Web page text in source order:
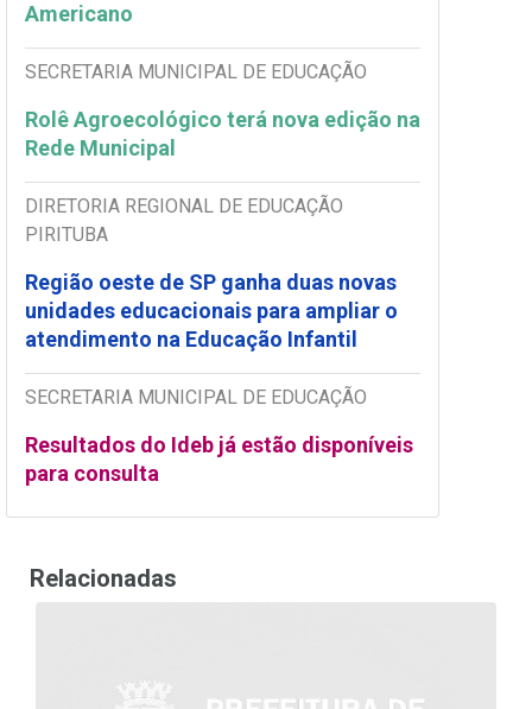
Americano
SECRETARIA MUNICIPAL DE EDUCAÇÃO
Rolê Agroecológico terá nova edição na
Rede Municipal
DIRETORIA REGIONAL DE EDUCAÇÃO
PIRITUBA
Região oeste de SP ganha duas novas
unidades educacionais para ampliar o
atendimento na Educação Infantil
SECRETARIA MUNICIPAL DE EDUCAÇÃO
Resultados do Ideb já estão disponíveis
para consulta
Relacionadas